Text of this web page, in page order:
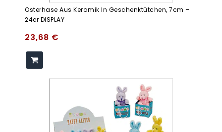
Osterhase Aus Keramik In Geschenktütchen, 7cm –
24er DISPLAY
23,68 €